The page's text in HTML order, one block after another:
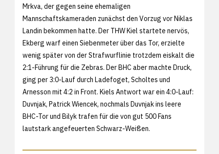
Mrkva, der gegen seine ehemaligen
Mannschaftskameraden zunächst den Vorzug vor Niklas
Landin bekommen hatte. Der THW Kiel startete nervös,
Ekberg warf einen Siebenmeter über das Tor, erzielte
wenig später von der Strafwurflinie trotzdem eiskalt die
2:1-Führung für die Zebras. Der BHC aber machte Druck,
ging per 3:0-Lauf durch Ladefoget, Scholtes und
Arnesson mit 4:2 in Front. Kiels Antwort war ein 4:0-Lauf:
Duvnjak, Patrick Wiencek, nochmals Duvnjak ins leere
BHC-Tor und Bilyk trafen für die von gut 500 Fans
lautstark angefeuerten Schwarz-Weißen.